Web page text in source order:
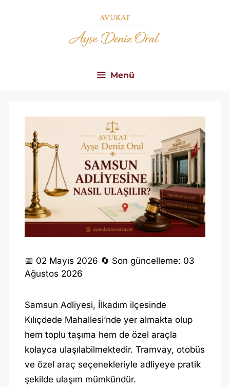
Menü
S
A
S
U
N
A
D
📅 02 Mayıs 2026 🔄 Son güncelleme: 03
Ağustos 2026
Samsun Adliyesi, İlkadım ilçesinde
Kılıçdede Mahallesi’nde yer almakta olup
hem toplu taşıma hem de özel araçla
kolayca ulaşılabilmektedir. Tramvay, otobüs
ve özel araç seçenekleriyle adliyeye pratik
şekilde ulaşım mümkündür.